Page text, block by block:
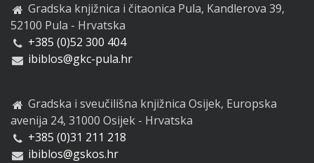
Gradska knjižnica i čitaonica Pula, Kandlerova 39,
52100 Pula - Hrvatska
+385 (0)52 300 404
ibiblos@gkc-pula.hr
Gradska i sveučilišna knjižnica Osijek, Europska
avenija 24, 31000 Osijek - Hrvatska
+385 (0)31 211 218
ibiblos@gskos.hr